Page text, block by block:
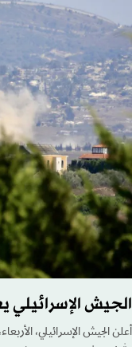
الجيش الإسرائيلي
أعلن الجيش الإسرائيلي،